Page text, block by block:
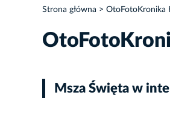
Strona główna OtoFotoKronika
Msza Święta w